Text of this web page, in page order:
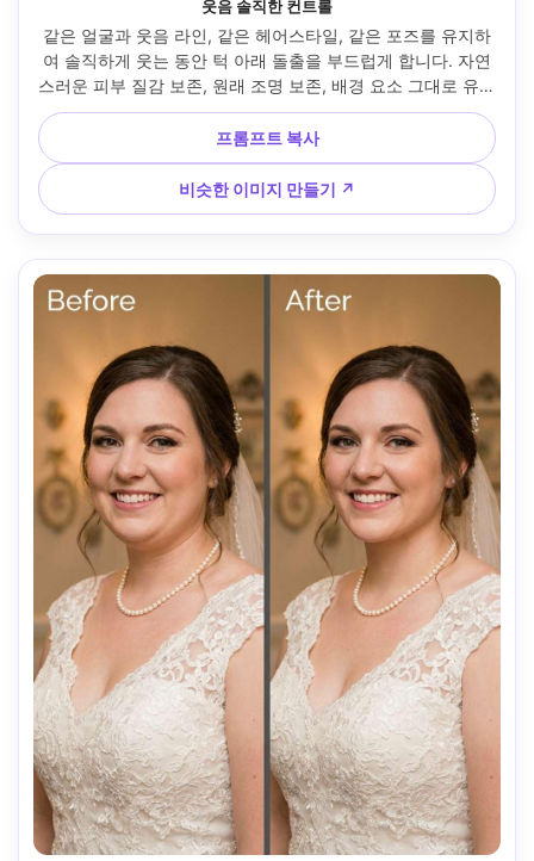
웃음 솔직한 컨트롤
같은 얼굴과 웃음 라인, 같은 헤어스타일, 같은 포즈를 유지하
여 솔직하게 웃는 동안 턱 아래 돌출을 부드럽게 합니다. 자연
스러운 피부 질감 보존, 원래 조명 보존, 배경 요소 그대로 유지
--ar 4:5
프롬프트 복사
비슷한 이미지 만들기 ↗